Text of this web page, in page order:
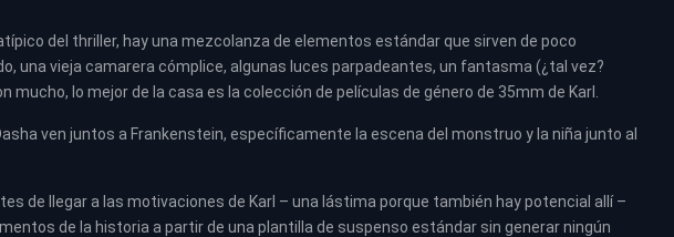
del thriller, hay una mezcolanza de elementos estándar que sirven de poco
una vieja camarera cómplice, algunas luces parpadeantes, un fantasma (¿tal vez?
mucho, lo mejor de la casa es la colección de películas de género de 35mm de Karl.
ven juntos a Frankenstein, específicamente la escena del monstruo y la niña junto al
de llegar a las motivaciones de Karl – una lástima porque también hay potencial allí –
de la historia a partir de una plantilla de suspenso estándar sin generar ningún